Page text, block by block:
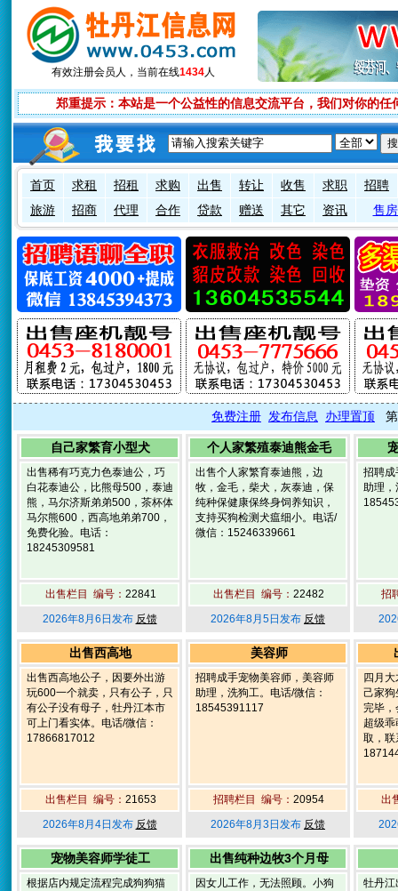
有效注册会员 人，当前在线1434人
郑重提示：本站是一个公益性的信息交流平台，我们对你的
首页 求租 招租 求购 出售 转让 收售 求职
招聘
旅游
招商 代理 合作 贷款 赠送 其它 资讯 售
免费注册 发布信息 办理置顶 第
自己家繁育小型犬
出售稀有巧克力色泰迪公，巧
白花泰迪公，比熊母500，泰迪
熊，马尔济斯弟弟500，茶杯体
马尔熊600，西高地弟弟700，
免费化验。电话：
18245309581
出售栏目 编号： 22841
2026年8月6日发布 反馈
个人家繁殖泰迪熊金毛
出售个人家繁育泰迪熊，边
牧，金毛，柴犬，灰泰迪，保
纯种保健康保终身饲养知识，
支持买狗检测犬瘟细小。电话/
微信：15246339661
出售栏目 编号： 22482
2026年8月5日发布 反馈
招聘成
助理，
招
出售西高地
出售西高地公子，因要外出游
玩600一个就卖，只有公子，只
有公子没有母子，牡丹江本市
可上门看实体。电话/微信：
17866817012
出售栏目 编号： 21653
2026年8月4日发布 反馈
美容师
招聘成手宠物美容师，美容师
助理，洗狗工。电话/微信：
18545391117
招聘栏目 编号： 20954
2026年8月3日发布 反馈
四月
己家狗
完毕，
超级
取，联
出
宠物美容师学徒工
根据店内规定流程完成狗狗猫
出售纯种边牧3个月母
因女儿工作，无法照顾。小狗
牡丹江